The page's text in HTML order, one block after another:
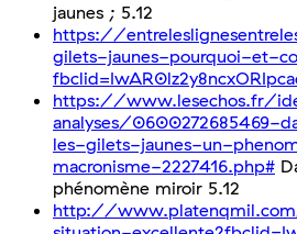
jaunes ; 5.12
https://
gilets-jaunes-pourquoi-et-
https://www.lesechos.fr/
analyses/0600272685469-
les-gilets-jaunes-un-
macronisme-2227416.php#
phénomène miroir 5.12
http://